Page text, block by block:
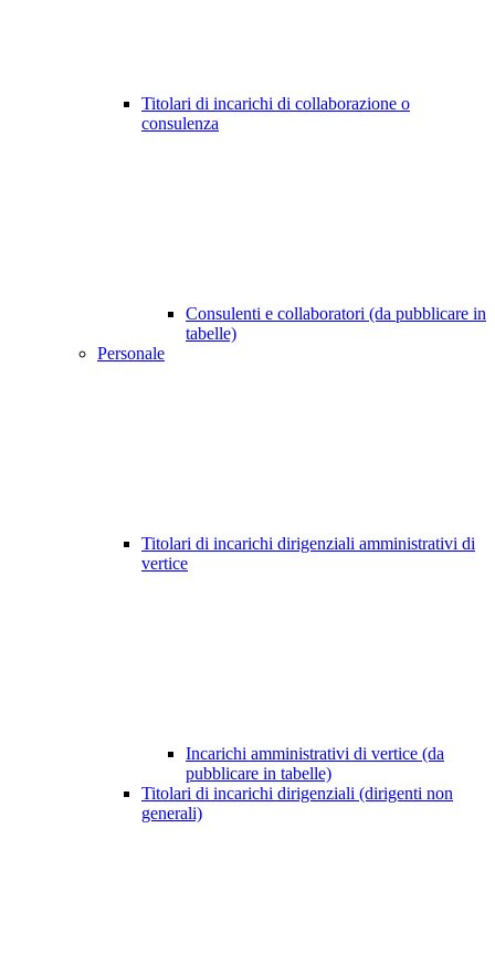
Titolari di incarichi di collaborazione o
consulenza
Consulenti e collaboratori (da pubblicare in
tabelle)
Personale
Titolari di incarichi dirigenziali amministrativi di
vertice
Incarichi amministrativi di vertice (da
pubblicare in tabelle)
Titolari di incarichi dirigenziali (dirigenti non
generali)